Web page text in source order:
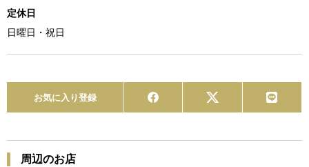
定休日
日曜日・祝日
お気に入り登録
周辺のお店